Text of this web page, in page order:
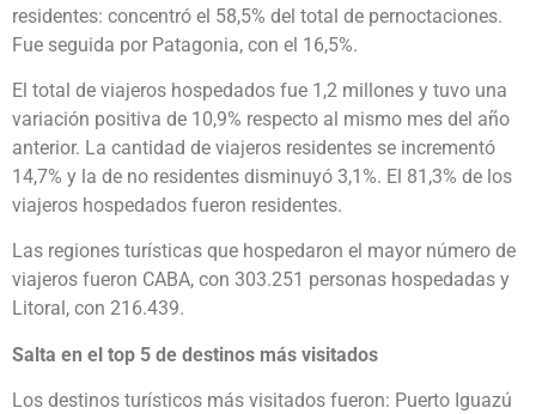
residentes: concentró el 58,5% del total de pernoctaciones.
Fue seguida por Patagonia, con el 16,5%.
El total de viajeros hospedados fue 1,2 millones y tuvo una
variación positiva de 10,9% respecto al mismo mes del año
anterior. La cantidad de viajeros residentes se incrementó
14,7% y la de no residentes disminuyó 3,1%. El 81,3% de los
viajeros hospedados fueron residentes.
Las regiones turísticas que hospedaron el mayor número de
viajeros fueron CABA, con 303.251 personas hospedadas y
Litoral, con 216.439.
Salta en el top 5 de destinos más visitados
Los destinos turísticos más visitados fueron: Puerto Iguazú